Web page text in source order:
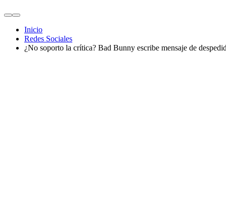
Inicio
Redes Sociales
¿No soporto la crítica? Bad Bunny escribe mensaje de